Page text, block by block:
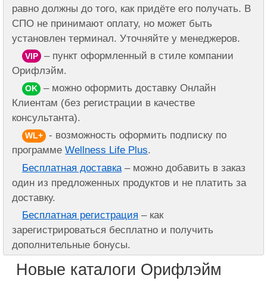
равно должны до того, как придёте его получать. В
СПО не принимают оплату, но может быть
установлен терминал. Уточняйте у менеджеров.
VIP
– пункт оформленный в стиле компании
Орифлэйм.
OK
– можно оформить доставку Онлайн
Клиентам (без регистрации в качестве
консультанта).
WL+
- возможность оформить подписку по
программеWellness Life Plus.
Бесплатная доставка – можно добавить в заказ
один из предложенных продуктов и не платить за
доставку.
Бесплатная регистрация – как
зарегистрироваться бесплатно и получить
дополнительные бонусы.
Новые каталоги Орифлэйм